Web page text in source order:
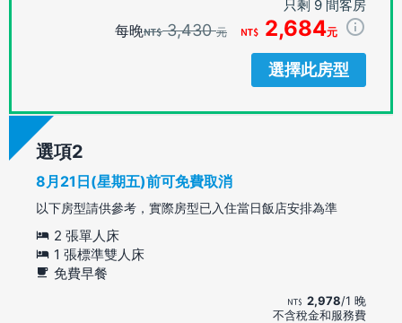
只剩 9 間客房
每晚 3,430元 2,684元
選擇此房型
選項
8月21日(星期五)前可免費取消
以下房型請供參考，實際房型已入住當日飯店安排為準
2 張單人床
1 張標準雙人床
免費早餐
2,978/1 晚
不含稅金和服務費